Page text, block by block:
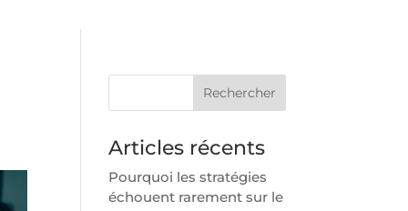
Rechercher
Articles récents
Pourquoi les stratégies
échouent rarement sur le